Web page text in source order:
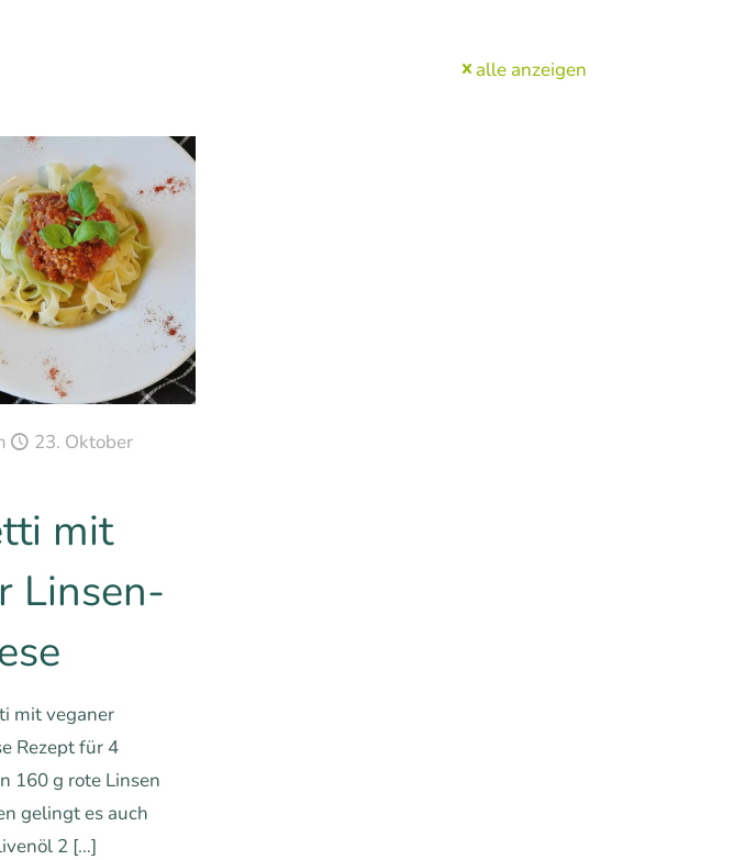
alle anzeigen
23. Oktober
mit
Linsen-
mit veganer
Rezept für 4
160 g rote Linsen
gelingt es auch
2[…]